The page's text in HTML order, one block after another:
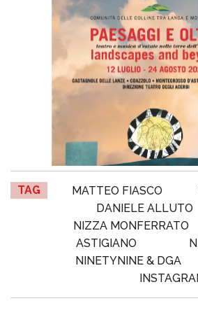
TAG MATTEO FIASCO
DANIELE ALLUTO
NIZZA MONFERRATO
ASTIGIANO
NINETYNINE & DGA